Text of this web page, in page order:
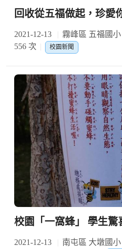
回收從五福做起，珍愛
2021-12-13 霧峰區 五福國
556 次
校園新聞
校園「一窩蜂」 學生驚
2021-12-13
南屯區 大墩國